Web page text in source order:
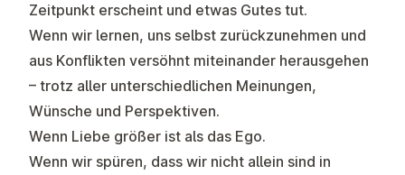
Zeitpunkt erscheint und etwas Gutes tut.
Wenn wir lernen, uns selbst zurückzunehmen und
aus Konflikten versöhnt miteinander herausgehen
– trotz aller unterschiedlichen Meinungen,
Wünsche und Perspektiven.
Wenn Liebe größer ist als das Ego.
Wenn wir spüren, dass wir nicht allein sind in